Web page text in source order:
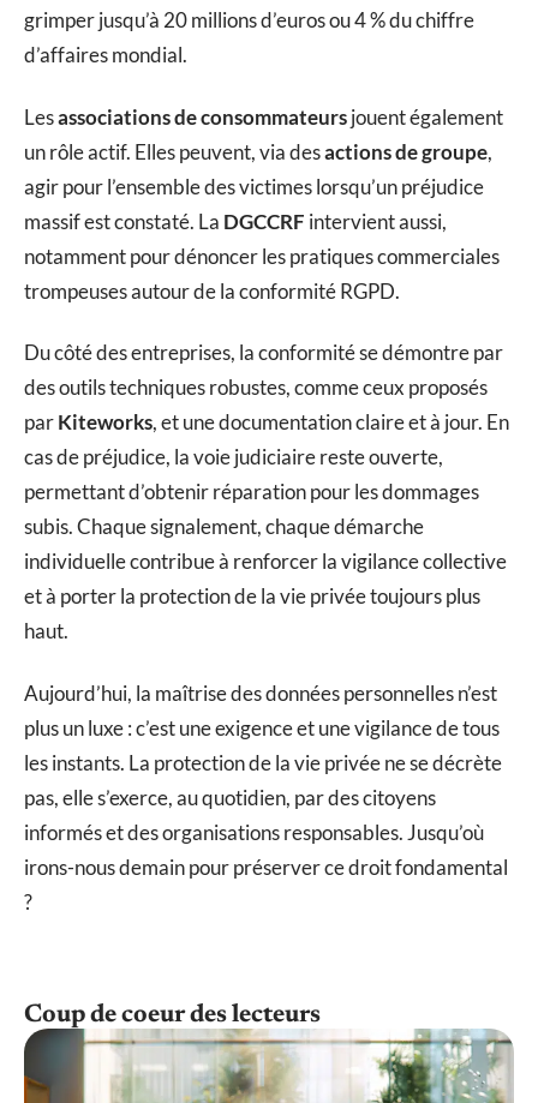
grimper jusqu’à 20 millions d’euros ou 4 % du chiffre
d’affaires mondial.
Lesassociations de consommateursjouent également
un rôle actif. Elles peuvent, via desactions de groupe,
agir pour l’ensemble des victimes lorsqu’un préjudice
massif est constaté. La DGCCRF intervient aussi,
notamment pour dénoncer les pratiques commerciales
trompeuses autour de la conformité RGPD.
Du côté des entreprises, la conformité se démontre par
des outils techniques robustes, comme ceux proposés
parKiteworks, et une documentation claire et à jour. En
cas de préjudice, la voie judiciaire reste ouverte,
permettant d’obtenir réparation pour les dommages
subis. Chaque signalement, chaque démarche
individuelle contribue à renforcer la vigilance collective
et à porter la protection de la vie privée toujours plus
haut.
Aujourd’hui, la maîtrise des données personnelles n’est
plus un luxe : c’est une exigence et une vigilance de tous
les instants. La protection de la vie privée ne se décrète
pas, elle s’exerce, au quotidien, par des citoyens
informés et des organisations responsables. Jusqu’où
irons-nous demain pour préserver ce droit fondamental
?
Coup de coeur des lecteurs